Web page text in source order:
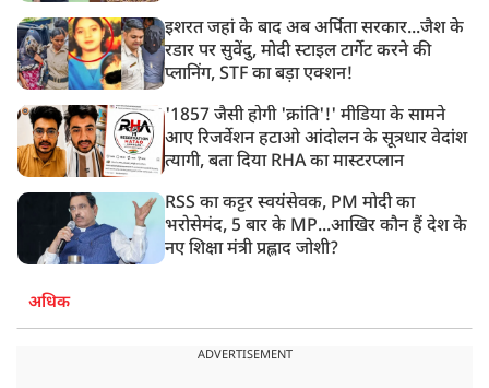
इशरत जहां के बाद अब अर्पिता सरकार...जैश के
रडार पर सुवेंदु, मोदी स्टाइल टार्गेट करने की
प्लानिंग, STF का बड़ा एक्शन!
'1857 जैसी होगी 'क्रांति'!' मीडिया के सामने
आए रिजर्वेशन हटाओ आंदोलन के सूत्रधार वेदांश
त्यागी, बता दिया RHA का मास्टरप्लान
RSS का कट्टर स्वयंसेवक, PM मोदी का
भरोसेमंद, 5 बार के MP...आखिर कौन हैं देश के
नए शिक्षा मंत्री प्रह्लाद जोशी?
अधिक
ADVERTISEMENT